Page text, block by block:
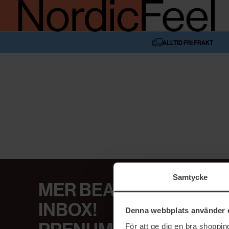
Samtycke
Denna webbplats använder
För att ge dig en bra
ALLTID FRI FRAKT
MER BEAUTY I DIN
INBOX!